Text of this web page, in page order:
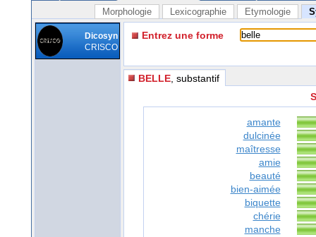
Morphologie Lexicographie Etymologie
Dicosyn
CRISCO
Entrez une forme
BELLE , substantif
amante
dulcinée
maîtresse
amie
beauté
bien-aimée
biquette
chérie
manche